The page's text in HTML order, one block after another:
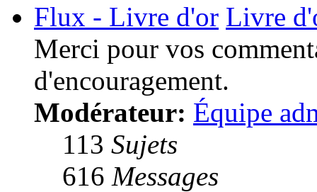
Flux - Livre d'or Livre
Merci pour vos
d'encouragement.
Modérateur: Équipe
113 Sujets
616 Messages